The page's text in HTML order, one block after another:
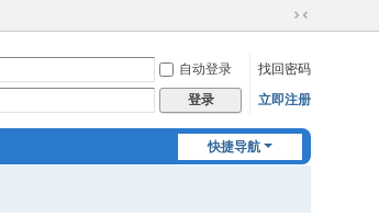
切
到
窄
自动登录
找回密码
登录 立即注册
快捷导航